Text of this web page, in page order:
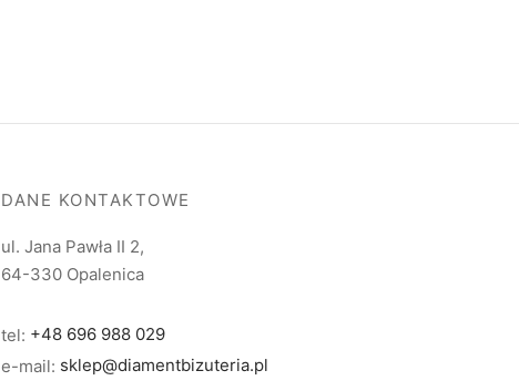
DANE KONTAKTOWE
ul. Jana Pawła II 2,
64-330 Opalenica
tel: +48 696 988 029
e-mail: sklep@diamentbizuteria.pl